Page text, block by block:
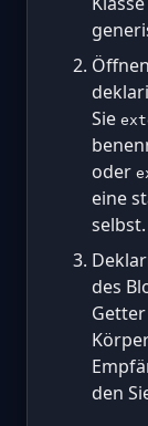
Sie
oder
eine
selbst.
des
den